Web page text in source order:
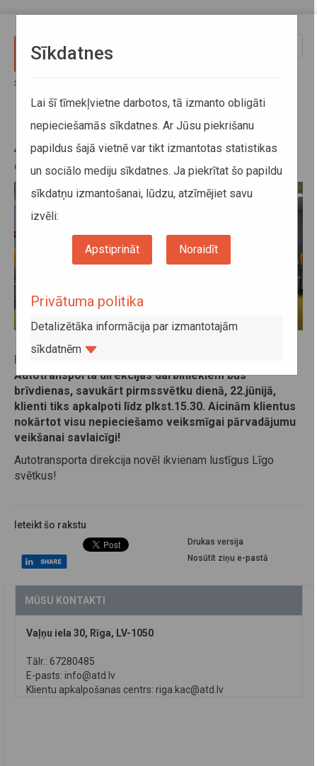
Sākums
Autotransporta direkcijas darba
grafiks Līgo svētkos
16. jūnijs 2016
Līgo dienā un Jāņos, 2016.gada 23. un 24.jūnijā,
Autotransporta direkcijas darbiniekiem būs
brīvdienas, savukārt pirmssvētku dienā, 22.jūnijā,
klienti tiks apkalpoti līdz plkst.15.30. Aicinām klientus
nokārtot visu nepieciešamo veiksmīgai pārvadājumu
veikšanai savlaicīgi!
Autotransporta direkcija novēl ikvienam lustīgus Līgo
svētkus!
Ieteikt šo rakstu
Drukas versija
Nosūtīt ziņu e-pastā
MŪSU KONTAKTI
Vaļņu iela 30, Rīga, LV-1050
Tālr.: 67280485
E-pasts: info@atd.lv
Klientu apkalpošanas centrs: riga.kac@atd.lv
Sīkdatnes
Lai šī tīmekļvietne darbotos, tā izmanto obligāti
nepieciešamās sīkdatnes. Ar Jūsu piekrišanu
papildus šajā vietnē var tikt izmantotas statistikas
un sociālo mediju sīkdatnes. Ja piekrītat šo papildu
sīkdatņu izmantošanai, lūdzu, atzīmējiet savu
izvēli:
Apstiprināt Noraidīt
Privātuma politika
Detalizētāka informācija par izmantotajām
sīkdatnēm